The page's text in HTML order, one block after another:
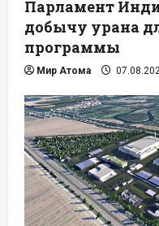
Парламент
добычу урана
программы
Мир Атома